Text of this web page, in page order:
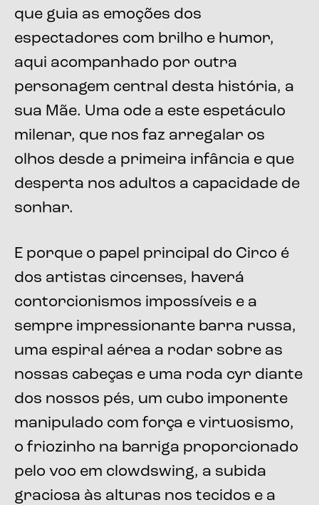
que guia as emoções dos
espectadores com brilho e humor,
aqui acompanhado por outra
personagem central desta história, a
sua Mãe. Uma ode a este espetáculo
milenar, que nos faz arregalar os
olhos desde a primeira infância e que
desperta nos adultos a capacidade de
sonhar.
E porque o papel principal do Circo é
dos artistas circenses, haverá
contorcionismos impossíveis e a
sempre impressionante barra russa,
uma espiral aérea a rodar sobre as
nossas cabeças e uma roda cyr diante
dos nossos pés, um cubo imponente
manipulado com força e virtuosismo,
o friozinho na barriga proporcionado
pelo voo em clowdswing, a subida
graciosa às alturas nos tecidos e a